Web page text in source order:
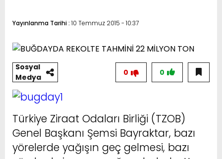
Yayınlanma Tarihi : 10 Temmuz 2015 - 10:37
Sosyal
Medya
0
0
Türkiye Ziraat Odaları Birliği (TZOB)
Genel Başkanı Şemsi Bayraktar, bazı
yörelerde yağışın geç gelmesi, bazı